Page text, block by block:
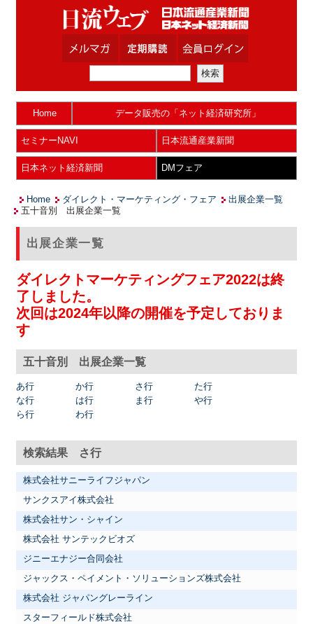
Home データ販売の「ネット経済研究所」
セミナーNAVI 日本流通産業新聞
日本ネット経済新聞 DMフェア
Home ダイレクト・マーケティング・フェア
出展企業一覧
五十音別 出展企業一覧
出展企業一覧
ダイレクトマーケティングフェア2022は終
了しました。
次回は2024年以降の開催を予定しておりま
す
五十音別 出展企業一覧
あ行 か行 さ行
た行
な行
は行 ま行
や行
ら行
わ行
検索結果 さ行
株式会社サニーライフジャパン
サンクスアイ株式会社
株式会社サン・シャイン
株式会社 サンテックビオズ
ジニーエナジー合同会社
ジャックス・ペイメント・ソリューションズ株式会社
株式会社 ジャパングレーライン
スターフィールド株式会社